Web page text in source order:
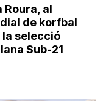
Roura, al
de korfbal
la selecció
Sub-21